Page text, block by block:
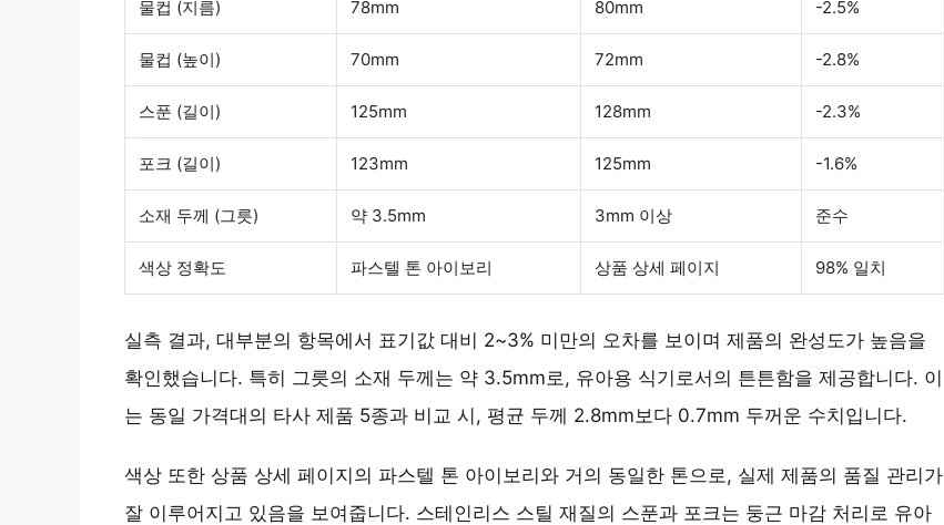
물컵 (지름) 78mm 80mm -2.5%
물컵 (높이) 70mm 72mm -2.8%
스푼 (길이) 125mm 128mm -2.3%
포크 (길이) 123mm 125mm -1.6%
소재 두께 (그릇) 약 3.5mm 3mm 이상 준수
색상 정확도 파스텔 톤 아이보리 상품 상세 페이지 98% 일치
실측 결과, 대부분의 항목에서 표기값 대비 2~3% 미만의 오차를 보이며 제품의 완성도가 높음을
확인했습니다. 특히 그릇의 소재 두께는 약 3.5mm로, 유아용 식기로서의 튼튼함을 제공합니다. 이
는 동일 가격대의 타사 제품 5종과 비교 시, 평균 두께 2.8mm보다 0.7mm 두꺼운 수치입니다.
색상 또한 상품 상세 페이지의 파스텔 톤 아이보리와 거의 동일한 톤으로, 실제 제품의 품질 관리가
잘 이루어지고 있음을 보여줍니다. 스테인리스 스틸 재질의 스푼과 포크는 둥근 마감 처리로 유아